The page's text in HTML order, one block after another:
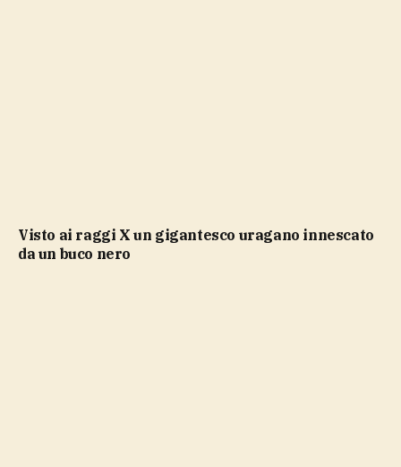
Visto ai raggi X un gigantesco uragano innescato
da un buco nero